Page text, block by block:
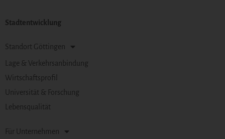
Stadtentwicklung
Standort Göttingen
Lage & Verkehrsanbindung
Wirtschaftsprofil
Universität & Forschung
Lebensqualität
Für Unternehmen